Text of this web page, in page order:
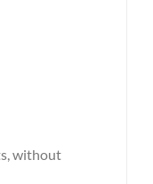
without